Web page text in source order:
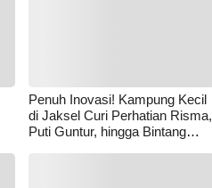
Penuh Inovasi! Kampung Kecil
di Jaksel Curi Perhatian Risma,
Puti Guntur, hingga Bintang